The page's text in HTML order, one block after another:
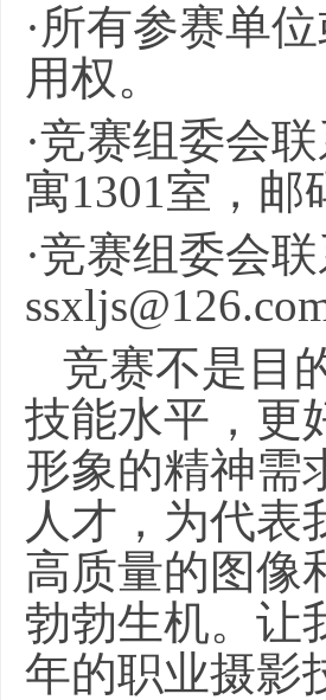
·所有参赛单
用权。
·竞赛组委会
寓1301室，邮
·竞赛组委会
竞赛不是目
技能水平，更
形象的精神需
人才，为代表
高质量的图像
勃勃生机。让
年的职业摄影